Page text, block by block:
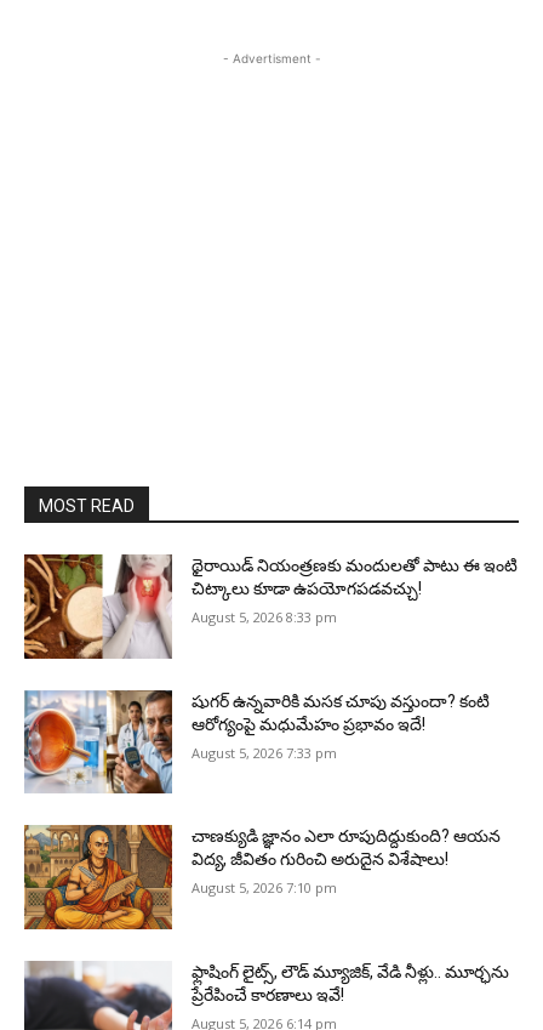
- Advertisment -
MOST READ
థైరాయిడ్ నియంత్రణకు మందులతో పాటు ఈ ఇంటి
చిట్కాలు కూడా ఉపయోగపడవచ్చు!
August 5, 2026 8:33 pm
షుగర్ ఉన్నవారికి మసక చూపు వస్తుందా? కంటి
ఆరోగ్యంపై మధుమేహం ప్రభావం ఇదే!
August 5, 2026 7:33 pm
చాణక్యుడి జ్ఞానం ఎలా రూపుదిద్దుకుంది? ఆయన
విద్య, జీవితం గురించి అరుదైన విశేషాలు!
August 5, 2026 7:10 pm
ఫ్లాషింగ్ లైట్స్, లౌడ్ మ్యూజిక్, వేడి నీళ్లు.. మూర్ఛను
ప్రేరేపించే కారణాలు ఇవే!
August 5, 2026 6:14 pm